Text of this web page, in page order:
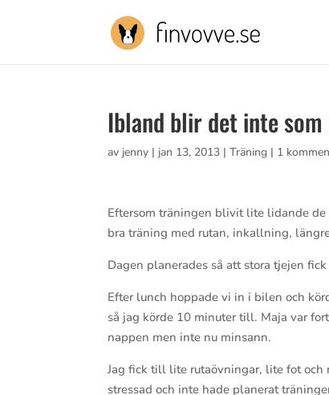
Ibland blir det inte
av jenny | jan 13, 2013 |Träning | 1
Eftersom träningen blivit lite lidande
bra träning med rutan, inkallning,
Dagen planerades så att stora tjejen
Efter lunch hoppade vi in i bilen och
så jag körde 10 minuter till. Maja var
nappen men inte nu minsann.
Jag fick till lite rutaövningar, lite fot
stressad och inte hade planerat